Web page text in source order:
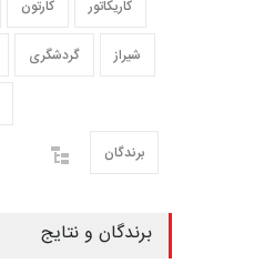
کارتون کاریکاتور
گردشگری شیراز
برندگان
برندگان و نتایج